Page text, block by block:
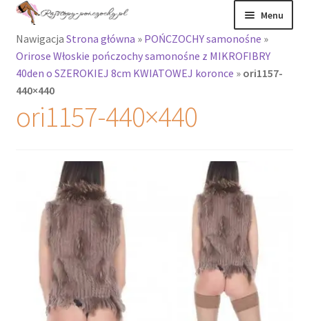
Przejdź
nawigacji
Przejdź
treści
Menu
Rajstopy
Rozwiń
menu
potomne
Rajstopy Orirose
Pończochy i
Podkolanówki i
skarpetki
Wszystkie
produkty
Recenzje
Rozwiń
menu
potomne
Nawigacja Strona główna » POŃCZOCHY samonośne »
Orirose Włoskie pończochy samonośne z MIKROFIBRY
40den o SZEROKIEJ 8cm KWIATOWEJ koronce » ori1157-
440×440
ori1157-440×440